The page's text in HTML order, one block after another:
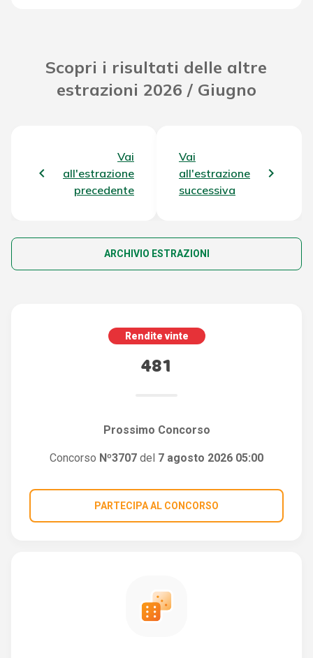
Scopri i risultati delle altre
estrazioni 2026 / Giugno
Vai
all'estrazione
precedente
Vai
all'estrazione
successiva
ARCHIVIO ESTRAZIONI
Rendite vinte
481
Prossimo Concorso
Concorso Nº3707 del 7 agosto 2026 05:00
PARTECIPA AL CONCORSO